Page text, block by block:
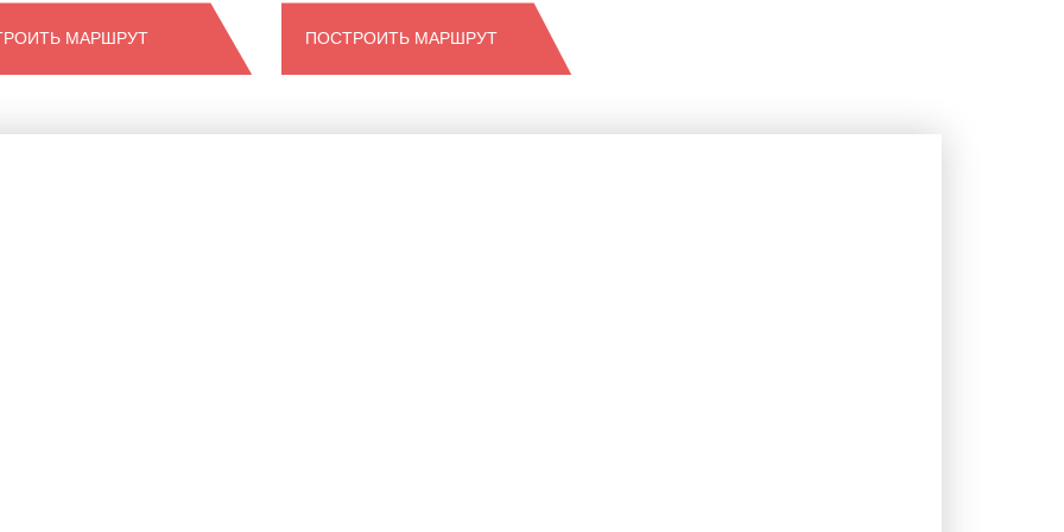
МАРШРУТ ПОСТРОИТЬ МАРШРУТ